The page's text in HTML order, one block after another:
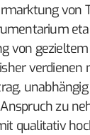
von
von
zu
qualitativ